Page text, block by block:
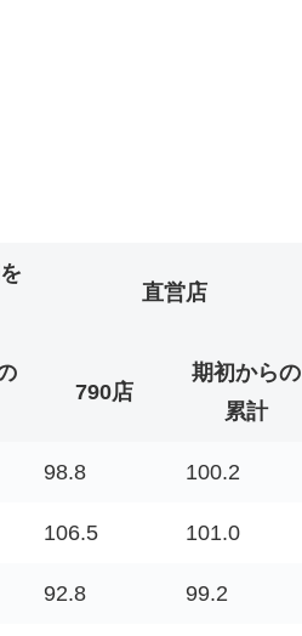
直営店
790店
期初からの
累計
98.8 100.2
106.5 101.0
92.8 99.2